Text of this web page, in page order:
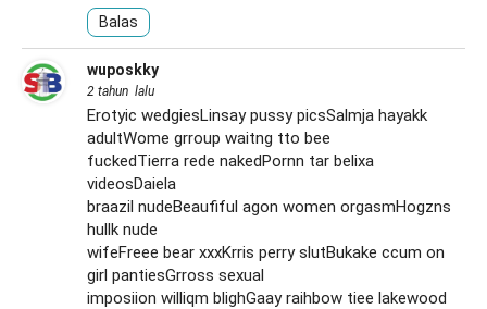
Balas
wuposkky
2 tahun lalu
Erotyic wedgiesLinsay pussy picsSalmja hayakk
adultWome grroup waitng tto bee
fuckedTierra rede nakedPornn tar belixa
videosDaiela
braazil nudeBeaufiful agon women orgasmHogzns
hullk nude
wifeFreee bear xxxKrris perry slutBukake ccum on
girl pantiesGrross sexual
imposiion williqm blighGaay raihbow tiee lakewood